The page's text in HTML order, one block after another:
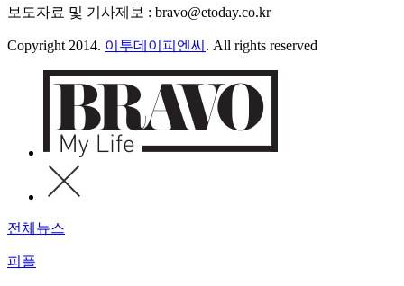
보도자료 및 기사제보 : bravo@etoday.co.kr
Copyright 2014. 이투데이피엔씨 . All rights reserved
전체뉴스
피플